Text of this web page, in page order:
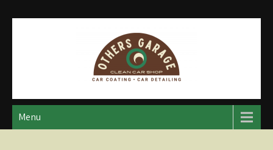
アザースガレージ
【神奈川・厚木・愛川】カーメンテナンス
Menu